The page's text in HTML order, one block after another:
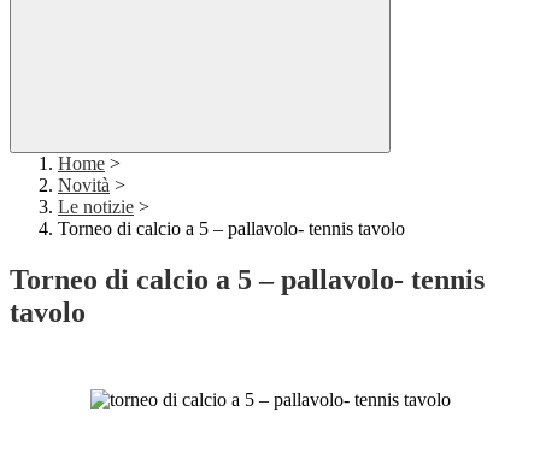
Home >
Novità >
Le notizie >
Torneo di calcio a 5 – pallavolo- tennis tavolo
Torneo di calcio a 5 – pallavolo- tennis
tavolo